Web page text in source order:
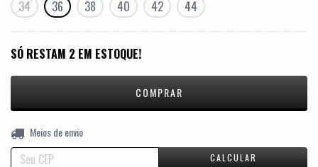
34 36 38 40 42 44
SÓ RESTAM 2 EM ESTOQUE!
Entregas para o CEP:
Meios de envio
CALCULAR